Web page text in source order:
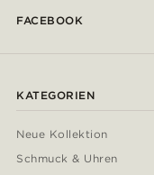
FACEBOOK
KATEGORIEN
Neue Kollektion
Schmuck & Uhren